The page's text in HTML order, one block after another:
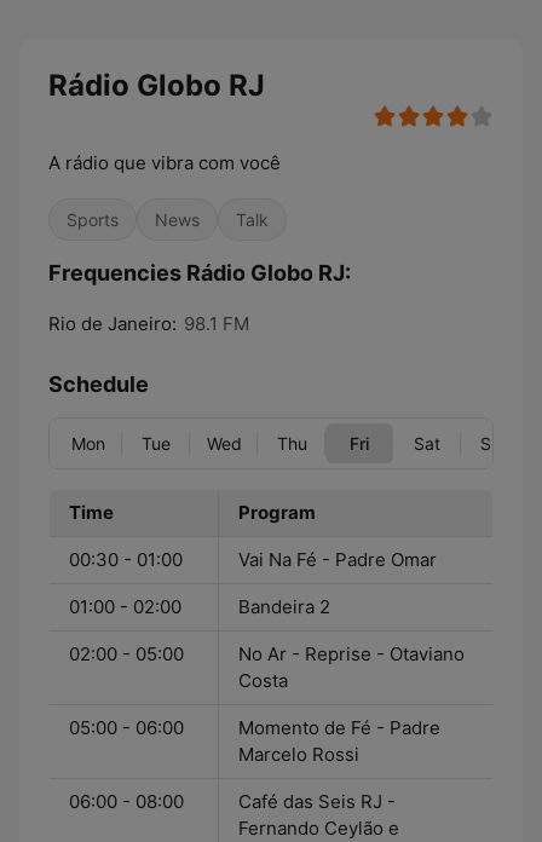
Rádio Globo RJ
A rádio que vibra com você
Sports News Talk
Frequencies Rádio Globo RJ:
Rio de Janeiro: 98.1 FM
Schedule
Mon Tue Wed Thu Fri Sat Sun
Time Program
00:30 - 01:00 Vai Na Fé - Padre Omar
01:00 - 02:00 Bandeira 2
02:00 - 05:00
No Ar - Reprise - Otaviano
Costa
05:00 - 06:00
Momento de Fé - Padre
Marcelo Rossi
06:00 - 08:00
Café das Seis RJ -
Fernando Ceylão e